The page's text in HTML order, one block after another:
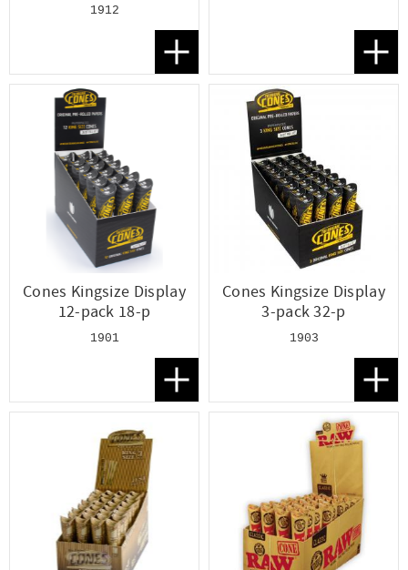
1912
Lägg till i favoriter
Cones Kingsize Display
12-pack 18-p
1901
Lägg till i favoriter
Cones Kingsize Display
3-pack 32-p
1903